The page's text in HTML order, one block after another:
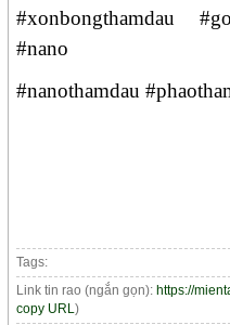
#xonbongthamdau
#nano
#nanothamdau
Tags:
Link tin rao (ngắn gọn): https://
copy URL)